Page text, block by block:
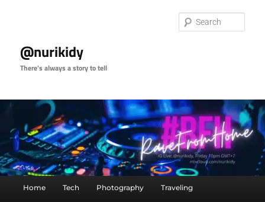
@nurikidy
There's always a story to tell
Home Tech Photography Traveling